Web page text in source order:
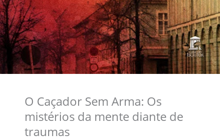
O Caçador Sem Arma: Os
mistérios da mente diante de
traumas